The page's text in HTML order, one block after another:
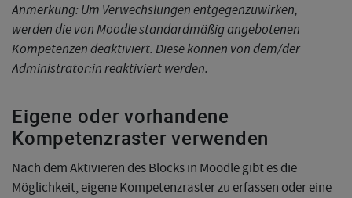
Anmerkung: Um Verwechslungen entgegenzuwirken,
werden die von Moodle standardmäßig angebotenen
Kompetenzen deaktiviert. Diese können von dem/der
Administrator:in reaktiviert werden.
Eigene oder vorhandene
Kompetenzraster verwenden
Nach dem Aktivieren des Blocks in Moodle gibt es die
Möglichkeit, eigene Kompetenzraster zu erfassen oder eine